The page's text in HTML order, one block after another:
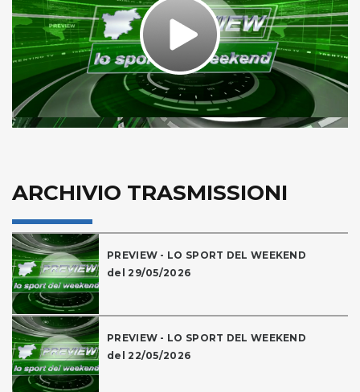
Play
Video
ARCHIVIO TRASMISSIONI
PREVIEW - LO SPORT DEL WEEKEND
del 29/05/2026
PREVIEW - LO SPORT DEL WEEKEND
del 22/05/2026